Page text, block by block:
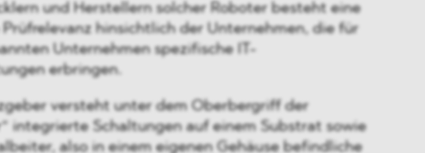
und Herstellern solcher Roboter besteht eine
Prüfrelevanz hinsichtlich der Unternehmen, die für
Unternehmen spezifische IT-
erbringen.
versteht unter dem Oberbergriff der
integrierte Schaltungen auf einem Substrat sowie
also in einem eigenen Gehäuse befindliche